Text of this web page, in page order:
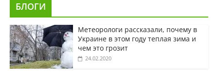
БЛОГИ
Метеорологи рассказали, почему в
Украине в этом году теплая зима и
чем это грозит
24.02.2020